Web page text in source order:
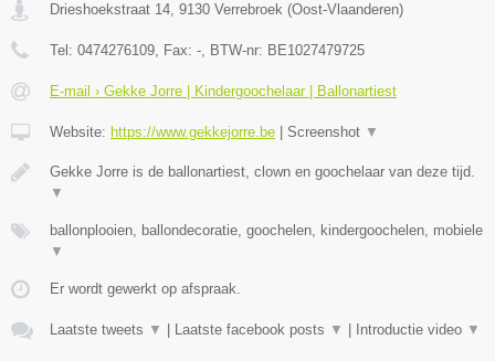
Drieshoekstraat 14, 9130 Verrebroek (Oost-Vlaanderen)
Tel: 0474276109, Fax: -, BTW-nr: BE1027479725
E-mail › Gekke Jorre | Kindergoochelaar | Ballonartiest
Website: https://www.gekkejorre.be Screenshot ▼
Gekke Jorre is de ballonartiest, clown en goochelaar van deze tijd.
▼
ballonplooien, ballondecoratie, goochelen, kindergoochelen, mobiele
▼
Er wordt gewerkt op afspraak.
Laatste tweets ▼ Laatste facebook posts ▼ Introductie video ▼